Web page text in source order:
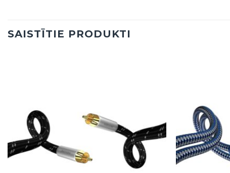
SAISTĪTIE PRODUKTI